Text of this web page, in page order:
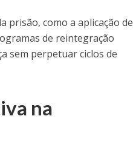
prisão, como a aplicação de
de reintegração
sem perpetuar ciclos de
na